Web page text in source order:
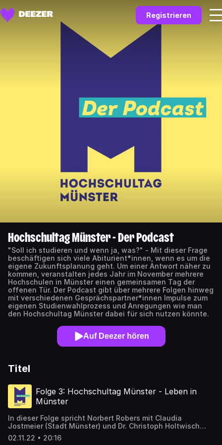
Registrieren
Hochschultag Münster - Der Podcast
"Soll ich studieren und wenn ja, was?" - Mit dieser Frage
beschäftigen sich viele Abiturient*innen, wenn es um die
eigene Zukunftsplanung geht. Um einer Antwort näher zu
kommen, veranstalten jedes Jahr im November mehrere
Hochschulen in Münster einen gemeinsamen Tag der
offenen Tür. Der Podcast gibt über mehrere Folgen hinweg
mit verschiedenen Gesprächspartner*innen Impulse zum
eigenen Studienwahlprozess und Anregungen wie man
den Hochschultag Münster dabei für sich nutzen könnte.
Auf Deezer hören
Titel
Folge 3: Hochschultag Münster - Leben in
Münster
In dieser Folge spricht Norbert Robers mit Claudia
Jostmeier (Stadt Münster) und Dr. Christoph Holtwisch
(Geschäftsführer Studierendenwerk Münster) über das
Leben in Münster und damit verbundene Themen wie
02.11.22 • 20:16